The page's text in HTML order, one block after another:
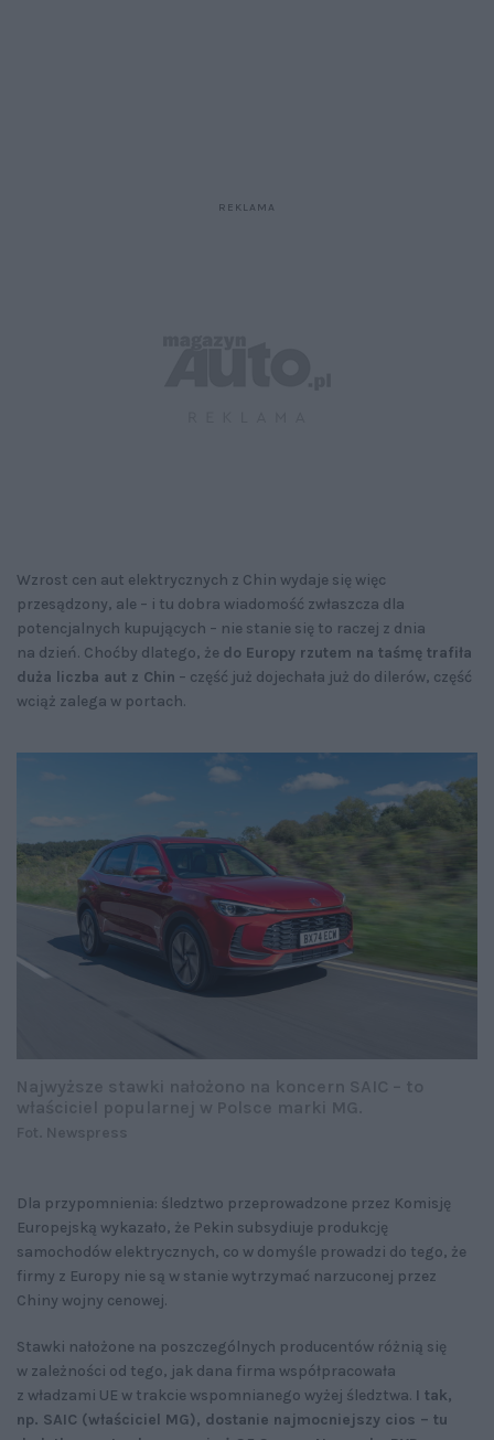
Wzrost cen aut elektrycznych z Chin wydaje się więc
przesądzony, ale – i tu dobra wiadomość zwłaszcza dla
potencjalnych kupujących – nie stanie się to raczej z dnia
na dzień. Choćby dlatego, że do Europy rzutem na taśmę trafiła
duża liczba aut z Chin – część już dojechała już do dilerów, część
wciąż zalega w portach.
Dla przypomnienia: śledztwo przeprowadzone przez Komisję
Europejską wykazało, że Pekin subsydiuje produkcję
samochodów elektrycznych, co w domyśle prowadzi do tego, że
firmy z Europy nie są w stanie wytrzymać narzuconej przez
Chiny wojny cenowej.
Stawki nałożone na poszczególnych producentów różnią się
w zależności od tego, jak dana firma współpracowała
z władzami UE w trakcie wspomnianego wyżej śledztwa. I tak,
np. SAIC (właściciel MG), dostanie najmocniejszy cios – tu